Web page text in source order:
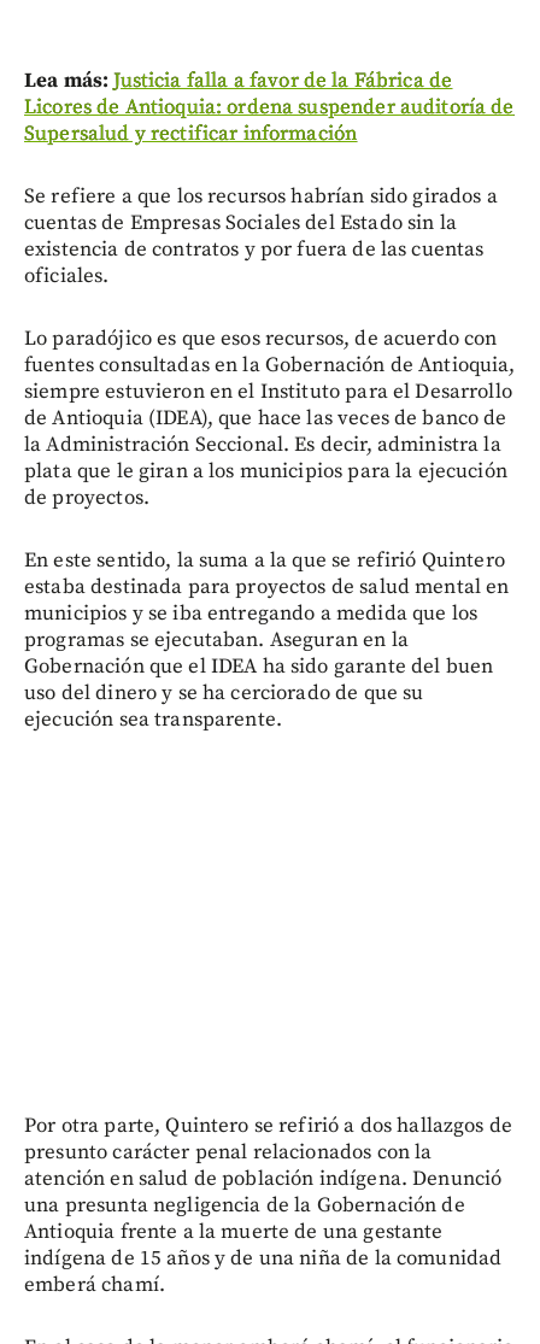
Lea más:Justicia falla a favor de la Fábrica de
Licores de Antioquia: ordena suspender auditoría de
Supersalud y rectificar información
Se refiere a que los recursos habrían sido girados a
cuentas de Empresas Sociales del Estado sin la
existencia de contratos y por fuera de las cuentas
oficiales.
Lo paradójico es que esos recursos, de acuerdo con
fuentes consultadas en la Gobernación de Antioquia,
siempre estuvieron en el Instituto para el Desarrollo
de Antioquia (IDEA), que hace las veces de banco de
la Administración Seccional. Es decir, administra la
plata que le giran a los municipios para la ejecución
de proyectos.
En este sentido, la suma a la que se refirió Quintero
estaba destinada para proyectos de salud mental en
municipios y se iba entregando a medida que los
programas se ejecutaban. Aseguran en la
Gobernación que el IDEA ha sido garante del buen
uso del dinero y se ha cerciorado de que su
ejecución sea transparente.
Por otra parte, Quintero se refirió a dos hallazgos de
presunto carácter penal relacionados con la
atención en salud de población indígena. Denunció
una presunta negligencia de la Gobernación de
Antioquia frente a la muerte de una gestante
indígena de 15 años y de una niña de la comunidad
emberá chamí.